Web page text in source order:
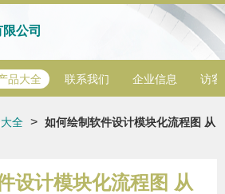
公司
品大全 联系我们 企业信息 访客
全 > 如何绘制软件设计模块化流程图 从
设计模块化流程图 从